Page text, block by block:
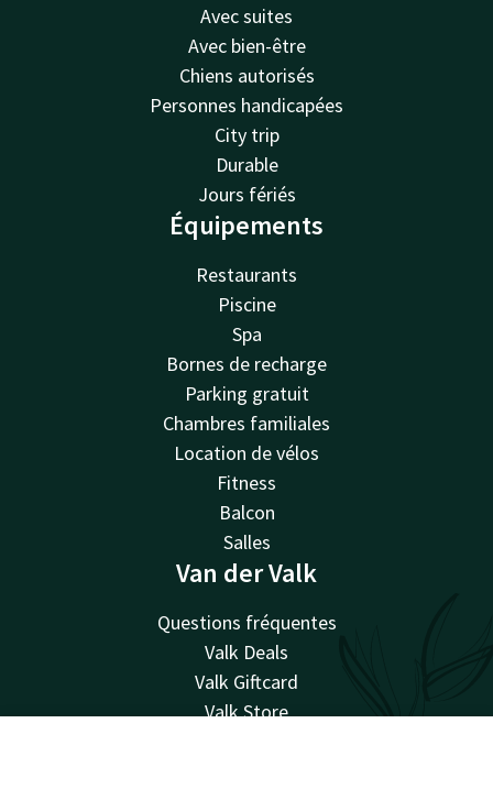
Avec suites
Avec bien-être
Chiens autorisés
Personnes handicapées
City trip
Durable
Jours fériés
Équipements
Restaurants
Piscine
Spa
Bornes de recharge
Parking gratuit
Chambres familiales
Location de vélos
Fitness
Balcon
Salles
Van der Valk
Questions fréquentes
Valk Deals
Valk Giftcard
Valk Store